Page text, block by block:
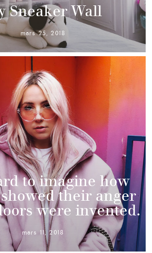
Sneaker Wall
mars 25, 2018
to imagine how
their anger
were invented.
mars 11, 2018